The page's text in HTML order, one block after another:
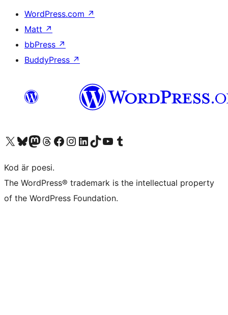
WordPress.com ↗
Matt ↗
bbPress ↗
BuddyPress ↗
Besök vår X-konto (f.d. Twitter)
Besök vårt Bluesky-konto
Besök vårt Mastodon-konto
Besök vårt Thread-konto
Besök vår Facebook-sidaBesök vårt Instagram-konto
Besök vårt LinkedIn-konto
Besök vårt TikTok-konto
Besök vår YouTube-kanalBesök vårt Tumblr-konto
Kod är poesi.
The WordPress® trademark is the intellectual property
of the WordPress Foundation.